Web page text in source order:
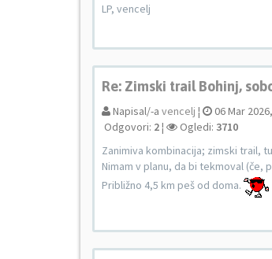
LP, vencelj
Re: Zimski trail Bohinj,
Napisal/-a vencelj ¦ 06 Mar
Odgovori: 2¦ Ogledi: 3710
Zanimiva kombinacija; zimski trail,
Nimam v planu, da bi tekmoval
Približno 4,5 km peš od doma.